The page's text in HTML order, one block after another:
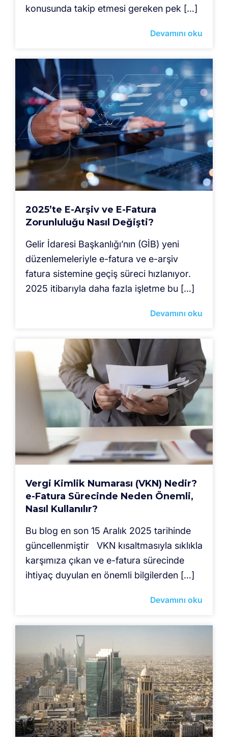
konusunda takip etmesi gereken pek […]
Devamını oku
2025’te E-Arşiv ve E-Fatura
Zorunluluğu Nasıl Değişti?
Gelir İdaresi Başkanlığı’nın (GİB) yeni
düzenlemeleriyle e-fatura ve e-arşiv
fatura sistemine geçiş süreci hızlanıyor.
2025 itibarıyla daha fazla işletme bu […]
Devamını oku
Vergi Kimlik Numarası (VKN) Nedir?
e-Fatura Sürecinde Neden Önemli,
Nasıl Kullanılır?
Bu blog en son 15 Aralık 2025 tarihinde
güncellenmiştir VKN kısaltmasıyla sıklıkla
karşımıza çıkan ve e-fatura sürecinde
ihtiyaç duyulan en önemli bilgilerden […]
Devamını oku